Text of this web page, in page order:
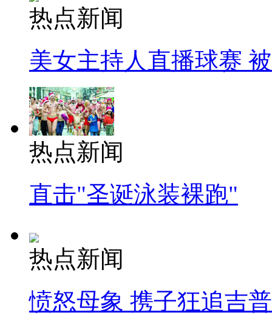
热点新闻
美女主持人直播球赛
热点新闻
直击"圣诞泳装裸跑"
热点新闻
愤怒母象 携子狂追吉